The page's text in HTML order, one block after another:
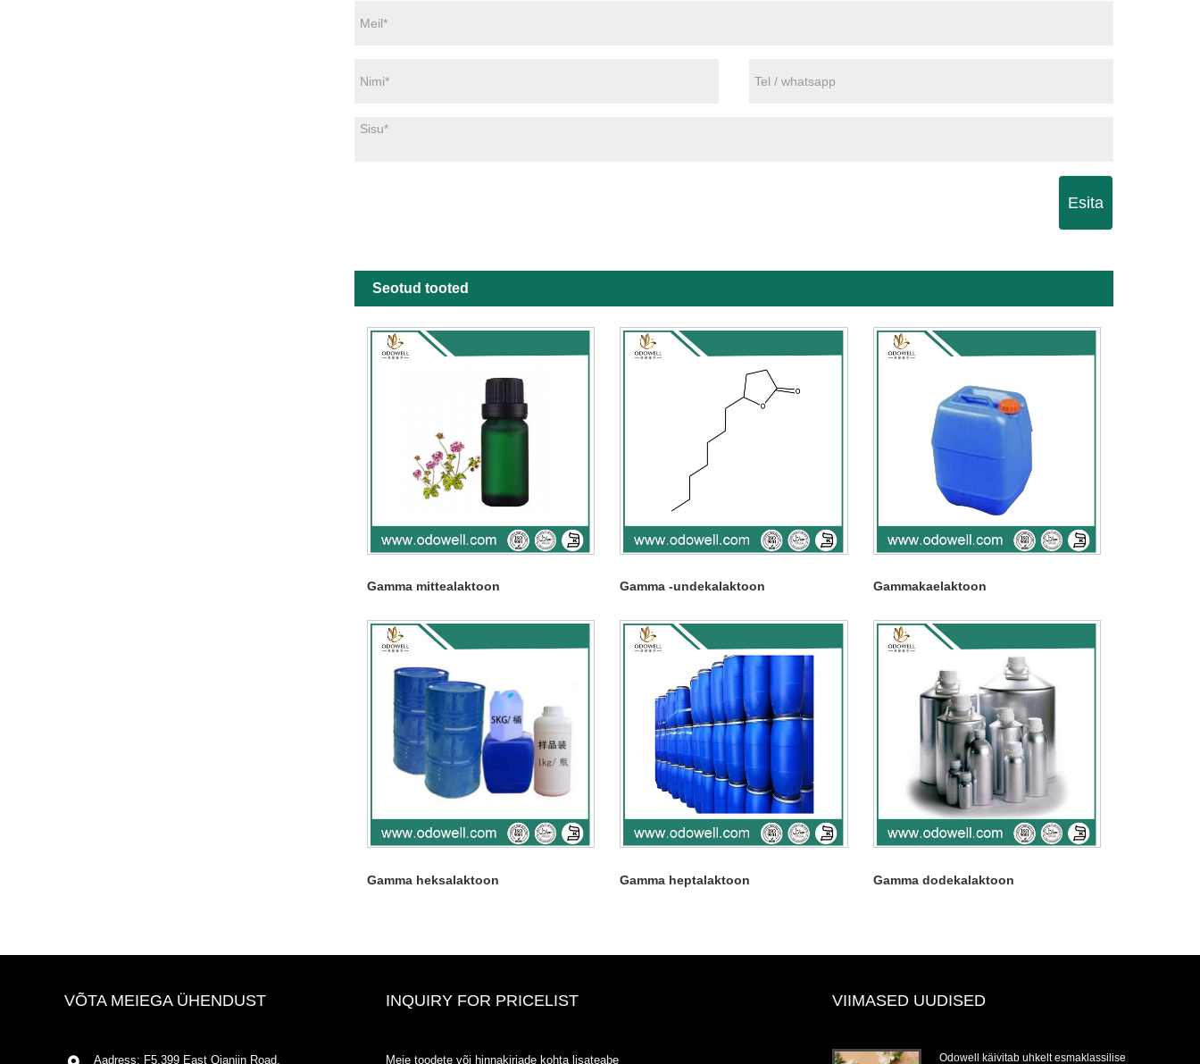
Esita
Seotud tooted
Gamma mittealaktoon Gamma -undekalaktoon Gammakaelaktoon
Gamma heksalaktoon Gamma heptalaktoon Gamma dodekalaktoon
VÕTA MEIEGA ÜHENDUST
Aadress: F5,399 East Qianjin Road,
INQUIRY FOR PRICELIST
Meie toodete või hinnakirjade kohta lisateabe
VIIMASED UUDISED
Odowell käivitab uhkelt esmaklassilise